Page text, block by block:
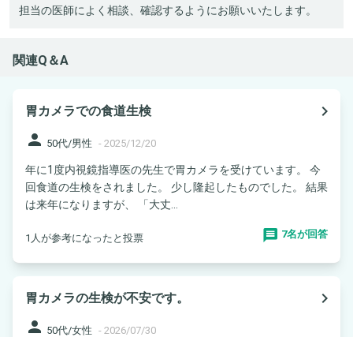
担当の医師によく相談、確認するようにお願いいたします。
関連Q＆A
胃カメラでの食道生検
navigate_next
person 50代/男性 - 2025/12/20
年に1度内視鏡指導医の先生で胃カメラを受けています。 今
回食道の生検をされました。 少し隆起したものでした。 結果
は来年になりますが、 「大丈...
1人が参考になったと投票 7名が回答
胃カメラの生検が不安です。
navigate_next
person 50代/女性 - 2026/07/30